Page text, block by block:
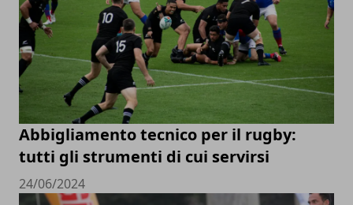
Abbigliamento tecnico per il rugby:
tutti gli strumenti di cui servirsi
24/06/2024